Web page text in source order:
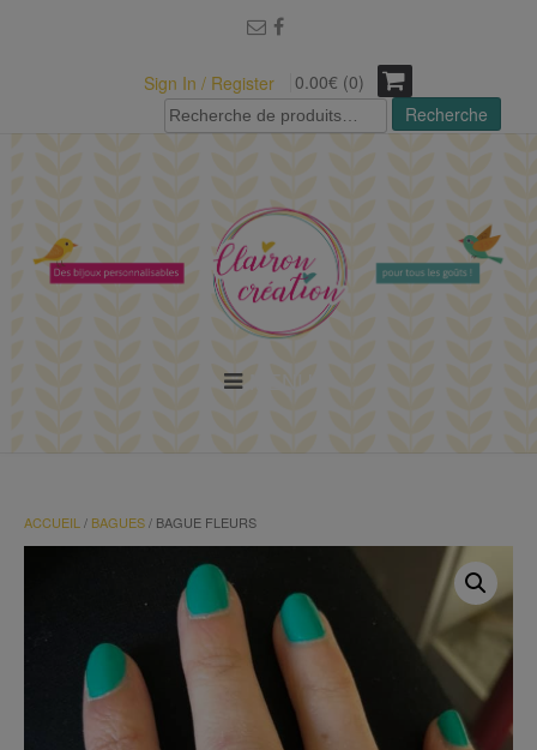
Sign In / Register
0.00€ (0)
Recherche
pour :
Recherche
ACCUEIL / BAGUES/ BAGUE FLEURS